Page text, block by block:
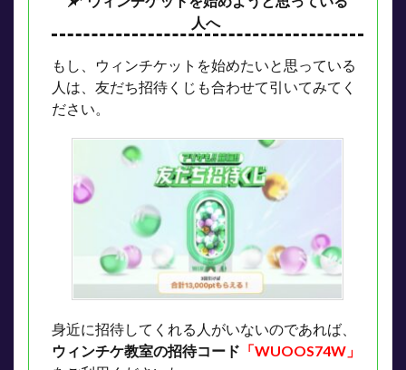
人へ
もし、ウィンチケットを始めたいと思っている
人は、友だち招待くじも合わせて引いてみてく
ださい。
身近に招待してくれる人がいないのであれば、
ウィンチケ教室の招待コード 「WUOOS74W」